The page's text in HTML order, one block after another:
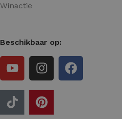
Winactie
Beschikbaar op: